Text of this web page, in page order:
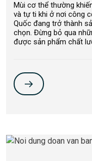
Mùi cơ thể thường
và tự ti khi ở nơi công
Quốc đang trở thành
chọn. Đừng bỏ qua
được sản phẩm chất